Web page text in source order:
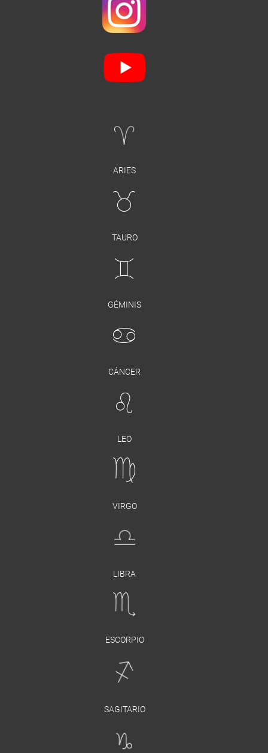
ARIES
TAURO
GÉMINIS
CÁNCER
LEO
VIRGO
LIBRA
ESCORPIO
SAGITARIO